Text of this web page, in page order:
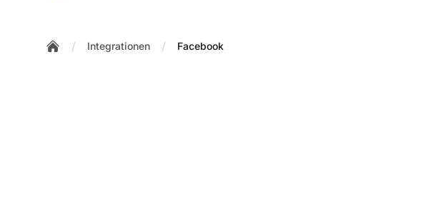
/ Integrationen / Facebook